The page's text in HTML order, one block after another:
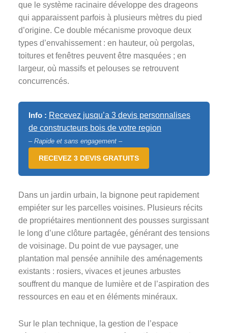
que le système racinaire développe des drageons
qui apparaissent parfois à plusieurs mètres du pied
d’origine. Ce double mécanisme provoque deux
types d’envahissement : en hauteur, où pergolas,
toitures et fenêtres peuvent être masquées ; en
largeur, où massifs et pelouses se retrouvent
concurrencés.
Info : Recevez jusqu’a 3 devis personnalises
de constructeurs bois de votre region
– Rapide et sans engagement –
RECEVEZ 3 DEVIS GRATUITS
Dans un jardin urbain, la bignone peut rapidement
empiéter sur les parcelles voisines. Plusieurs récits
de propriétaires mentionnent des pousses surgissant
le long d’une clôture partagée, générant des tensions
de voisinage. Du point de vue paysager, une
plantation mal pensée annihile des aménagements
existants : rosiers, vivaces et jeunes arbustes
souffrent du manque de lumière et de l’aspiration des
ressources en eau et en éléments minéraux.
Sur le plan technique, la gestion de l’espace